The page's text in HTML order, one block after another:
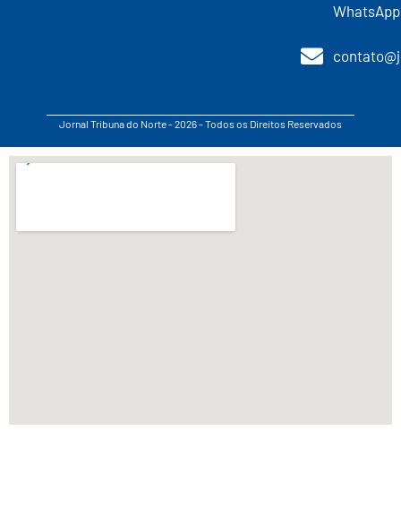
WhatsApp
Jornal Tribuna do Norte - 2026 - Todos os Direitos Reservados